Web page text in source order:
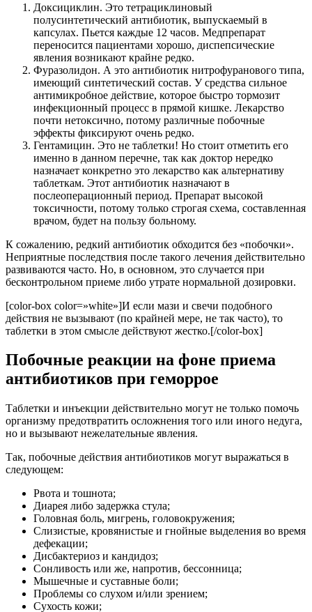
Доксициклин. Это тетрациклиновый
полусинтетический антибиотик, выпускаемый в
капсулах. Пьется каждые 12 часов. Медпрепарат
переносится пациентами хорошо, диспепсические
явления возникают крайне редко.
Фуразолидон. А это антибиотик нитрофуранового типа,
имеющий синтетический состав. У средства сильное
антимикробное действие, которое быстро тормозит
инфекционный процесс в прямой кишке. Лекарство
почти нетоксично, потому различные побочные
эффекты фиксируют очень редко.
Гентамицин. Это не таблетки! Но стоит отметить его
именно в данном перечне, так как доктор нередко
назначает конкретно это лекарство как альтернативу
таблеткам. Этот антибиотик назначают в
послеоперационный период. Препарат высокой
токсичности, потому только строгая схема, составленная
врачом, будет на пользу больному.
К сожалению, редкий антибиотик обходится без «побочки».
Неприятные последствия после такого лечения действительно
развиваются часто. Но, в основном, это случается при
бесконтрольном приеме либо утрате нормальной дозировки.
[color-box color=»white»]И если мази и свечи подобного
действия не вызывают (по крайней мере, не так часто), то
таблетки в этом смысле действуют жестко.[/color-box]
Побочные реакции на фоне приема
антибиотиков при геморрое
Таблетки и инъекции действительно могут не только помочь
организму предотвратить осложнения того или иного недуга,
но и вызывают нежелательные явления.
Так, побочные действия антибиотиков могут выражаться в
следующем:
Рвота и тошнота;
Диарея либо задержка стула;
Головная боль, мигрень, головокружения;
Слизистые, кровянистые и гнойные выделения во время
дефекации;
Дисбактериоз и кандидоз;
Сонливость или же, напротив, бессонница;
Мышечные и суставные боли;
Проблемы со слухом и/или зрением;
Сухость кожи;